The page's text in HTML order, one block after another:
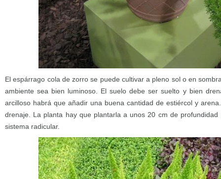
El espárrago cola de zorro se puede cultivar a pleno sol o en
ambiente sea bien luminoso. El suelo debe ser suelto y bien
arcilloso habrá que añadir una buena cantidad de estiércol y
drenaje. La planta hay que plantarla a unos 20 cm de
sistema radicular.